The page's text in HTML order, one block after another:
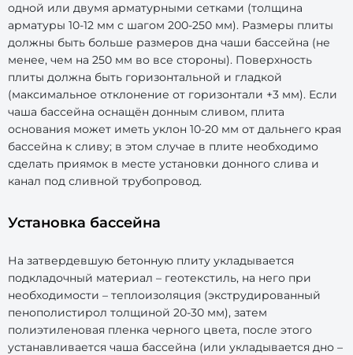
одной или двумя арматурными сетками (толщина
арматуры 10-12 мм с шагом 200-250 мм). Размеры плиты
должны быть больше размеров дна чаши бассейна (не
менее, чем на 250 мм во все стороны). Поверхность
плиты должна быть горизонтальной и гладкой
(максимальное отклонение от горизонтали +3 мм). Если
чаша бассейна оснащён донным сливом, плита
основания может иметь уклон 10-20 мм от дальнего края
бассейна к сливу; в этом случае в плите необходимо
сделать приямок в месте установки донного слива и
канал под сливной трубопровод.
Установка бассейна
На затвердевшую бетонную плиту укладывается
подкладочный материал – геотекстиль, на него при
необходимости – теплоизоляция (экструдированный
пенополистирол толщиной 20-30 мм), затем
полиэтиленовая пленка черного цвета, после этого
устанавливается чаша бассейна (или укладывается дно –